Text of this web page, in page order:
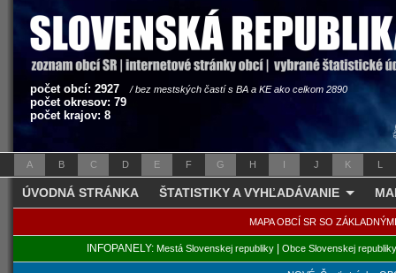
počet obcí: 2927 / bez mestských častí s BA a KE ako celkom 2890
počet okresov: 79
počet krajov: 8
A B C D E F G H I J K L
ÚVODNÁ STRÁNKA ŠTATISTIKY A VYHĽADÁVANIE
MAPA OBCÍ SR SO
INFOPANELY: Mestá Slovenskej republiky| Obce Slovenskej republiky